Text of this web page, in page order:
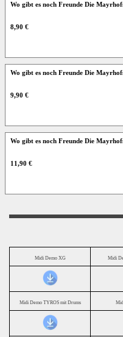
Wo gibt es noch Freunde Die
8,90 €
Wo gibt es noch Freunde Die
9,90 €
Wo gibt es noch Freunde Die
11,90 €
Midi Demo XG Midi
Midi Demo TYROS mit Drums